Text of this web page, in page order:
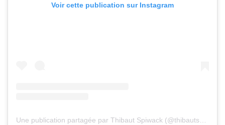
Voir cette publication sur Instagram
Une publication partagée par Thibaut Spiwack (@thibautspiwack)